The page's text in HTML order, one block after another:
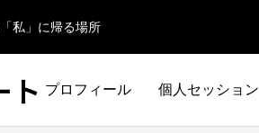
私」に帰る場所
ト プロフィール 個人セッション